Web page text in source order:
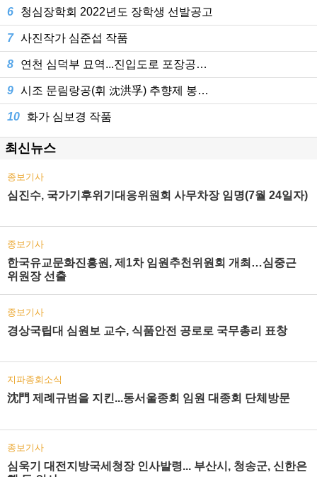
6 청심장학회 2022년도 장학생 선발공고
7 사진작가 심준섭 작품
8 연천 심덕부 묘역...진입도로 포장공…
9 시조 문림랑공(휘 沈洪孚) 추향제 봉…
10 화가 심보경 작품
최신뉴스
종보기사
심진수, 국가기후위기대응위원회 사무차장 임명(7월 24일자)
종보기사
한국유교문화진흥원, 제1차 임원추천위원회 개최…심중근
위원장 선출
종보기사
경상국립대 심원보 교수, 식품안전 공로로 국무총리 표창
지파종회소식
沈門 제례규범을 지킨...동서울종회 임원 대종회 단체방문
종보기사
심욱기 대전지방국세청장 인사발령... 부산시, 청송군, 신한은